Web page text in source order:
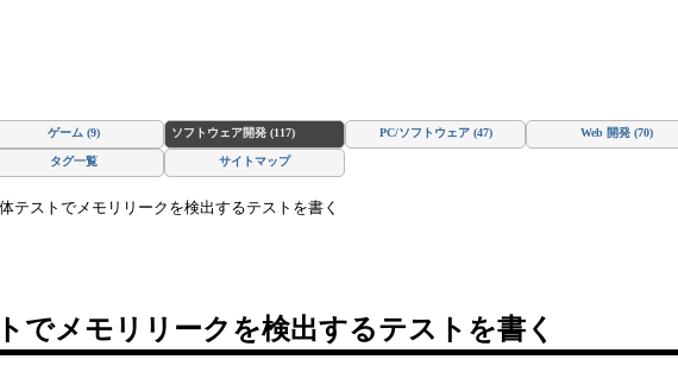
ゲーム (9) ソフトウェア開発 (117) PC/ソフトウェア (47) Web 開発 (70)
タグ一覧 サイトマップ
テストでメモリリークを検出するテストを書く
でメモリリークを検出するテストを書く